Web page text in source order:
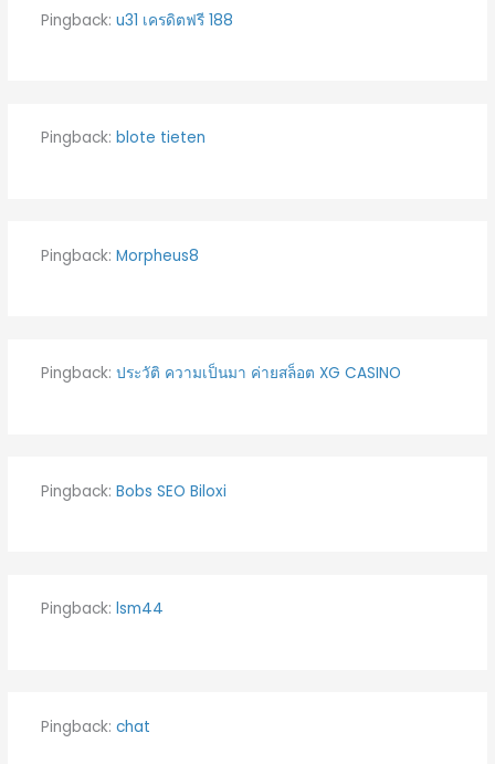
Pingback: u31 เครดิตฟรี 188
Pingback: blote tieten
Pingback: Morpheus8
Pingback: ประวัติ ความเป็นมา ค่ายสล็อต XG CASINO
Pingback: Bobs SEO Biloxi
Pingback: lsm44
Pingback: chat